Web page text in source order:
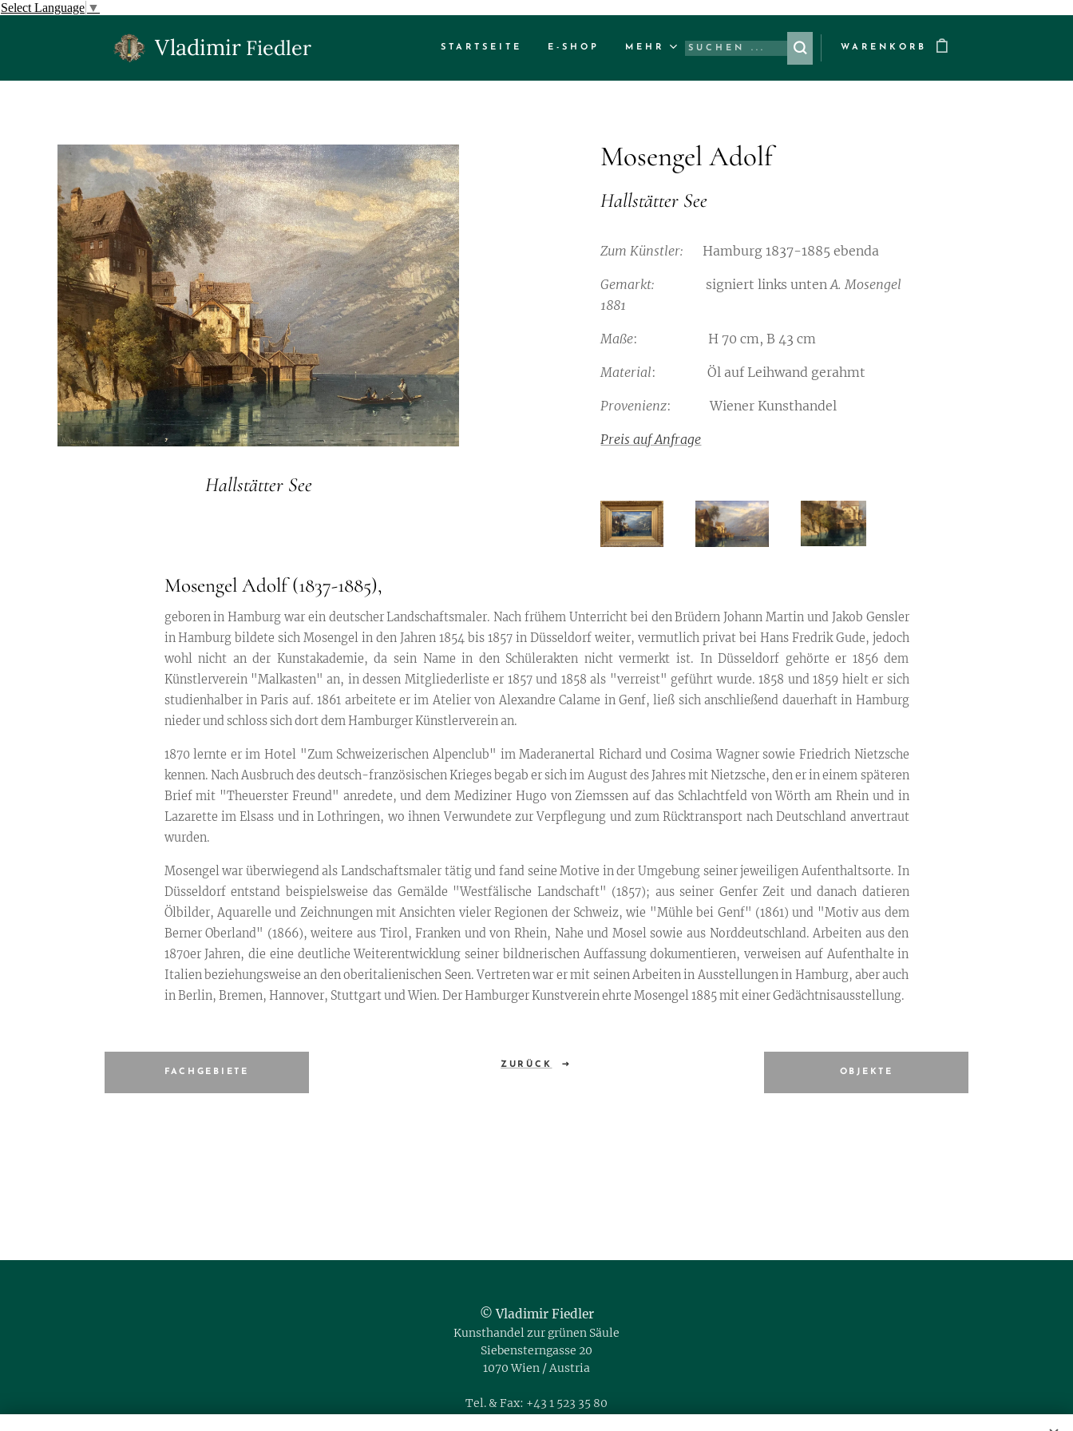
Select Language ▼
Vladimir Fiedler STARTSEITE E-SHOP MEHR WARENKORB
Hallstätter See
Mosengel Adolf
Hallstätter See
Zum Künstler: Hamburg 1837-1885 ebenda
Gemarkt: signiert links untenA. Mosengel
1881
Maße: H 70 cm, B 43 cm
Material: Öl auf Leihwand gerahmt
Provenienz: Wiener Kunsthandel
Preis auf Anfrage
Mosengel Adolf (1837-1885),
geboren in Hamburg war ein deutscher Landschaftsmaler. Nach frühem Unterricht bei den Brüdern Johann Martin und Jakob Gensler
in Hamburg bildete sich Mosengel in den Jahren 1854 bis 1857 in Düsseldorf weiter, vermutlich privat bei Hans Fredrik Gude, jedoch
wohl nicht an der Kunstakademie, da sein Name in den Schülerakten nicht vermerkt ist. In Düsseldorf gehörte er 1856 dem
Künstlerverein "Malkasten" an, in dessen Mitgliederliste er 1857 und 1858 als "verreist" geführt wurde. 1858 und 1859 hielt er sich
studienhalber in Paris auf. 1861 arbeitete er im Atelier von Alexandre Calame in Genf, ließ sich anschließend dauerhaft in Hamburg
nieder und schloss sich dort dem Hamburger Künstlerverein an.
1870 lernte er im Hotel "Zum Schweizerischen Alpenclub" im Maderanertal Richard und Cosima Wagner sowie Friedrich Nietzsche
kennen. Nach Ausbruch des deutsch-französischen Krieges begab er sich im August des Jahres mit Nietzsche, den er in einem späteren
Brief mit "Theuerster Freund" anredete, und dem Mediziner Hugo von Ziemssen auf das Schlachtfeld von Wörth am Rhein und in
Lazarette im Elsass und in Lothringen, wo ihnen Verwundete zur Verpflegung und zum Rücktransport nach Deutschland anvertraut
wurden.
Mosengel war überwiegend als Landschaftsmaler tätig und fand seine Motive in der Umgebung seiner jeweiligen Aufenthaltsorte. In
Düsseldorf entstand beispielsweise das Gemälde "Westfälische Landschaft" (1857); aus seiner Genfer Zeit und danach datieren
Ölbilder, Aquarelle und Zeichnungen mit Ansichten vieler Regionen der Schweiz, wie "Mühle bei Genf" (1861) und "Motiv aus dem
Berner Oberland" (1866), weitere aus Tirol, Franken und von Rhein, Nahe und Mosel sowie aus Norddeutschland. Arbeiten aus den
1870er Jahren, die eine deutliche Weiterentwicklung seiner bildnerischen Auffassung dokumentieren, verweisen auf Aufenthalte in
Italien beziehungsweise an den oberitalienischen Seen. Vertreten war er mit seinen Arbeiten in Ausstellungen in Hamburg, aber auch
in Berlin, Bremen, Hannover, Stuttgart und Wien. Der Hamburger Kunstverein ehrte Mosengel 1885 mit einer Gedächtnisausstellung.
FACHGEBIETE
ZURÜCK
OBJEKTE
© Vladimir Fiedler
Kunsthandel zur grünen Säule
Siebensterngasse 20
1070 Wien / Austria
Tel. & Fax: +43 1 523 35 80